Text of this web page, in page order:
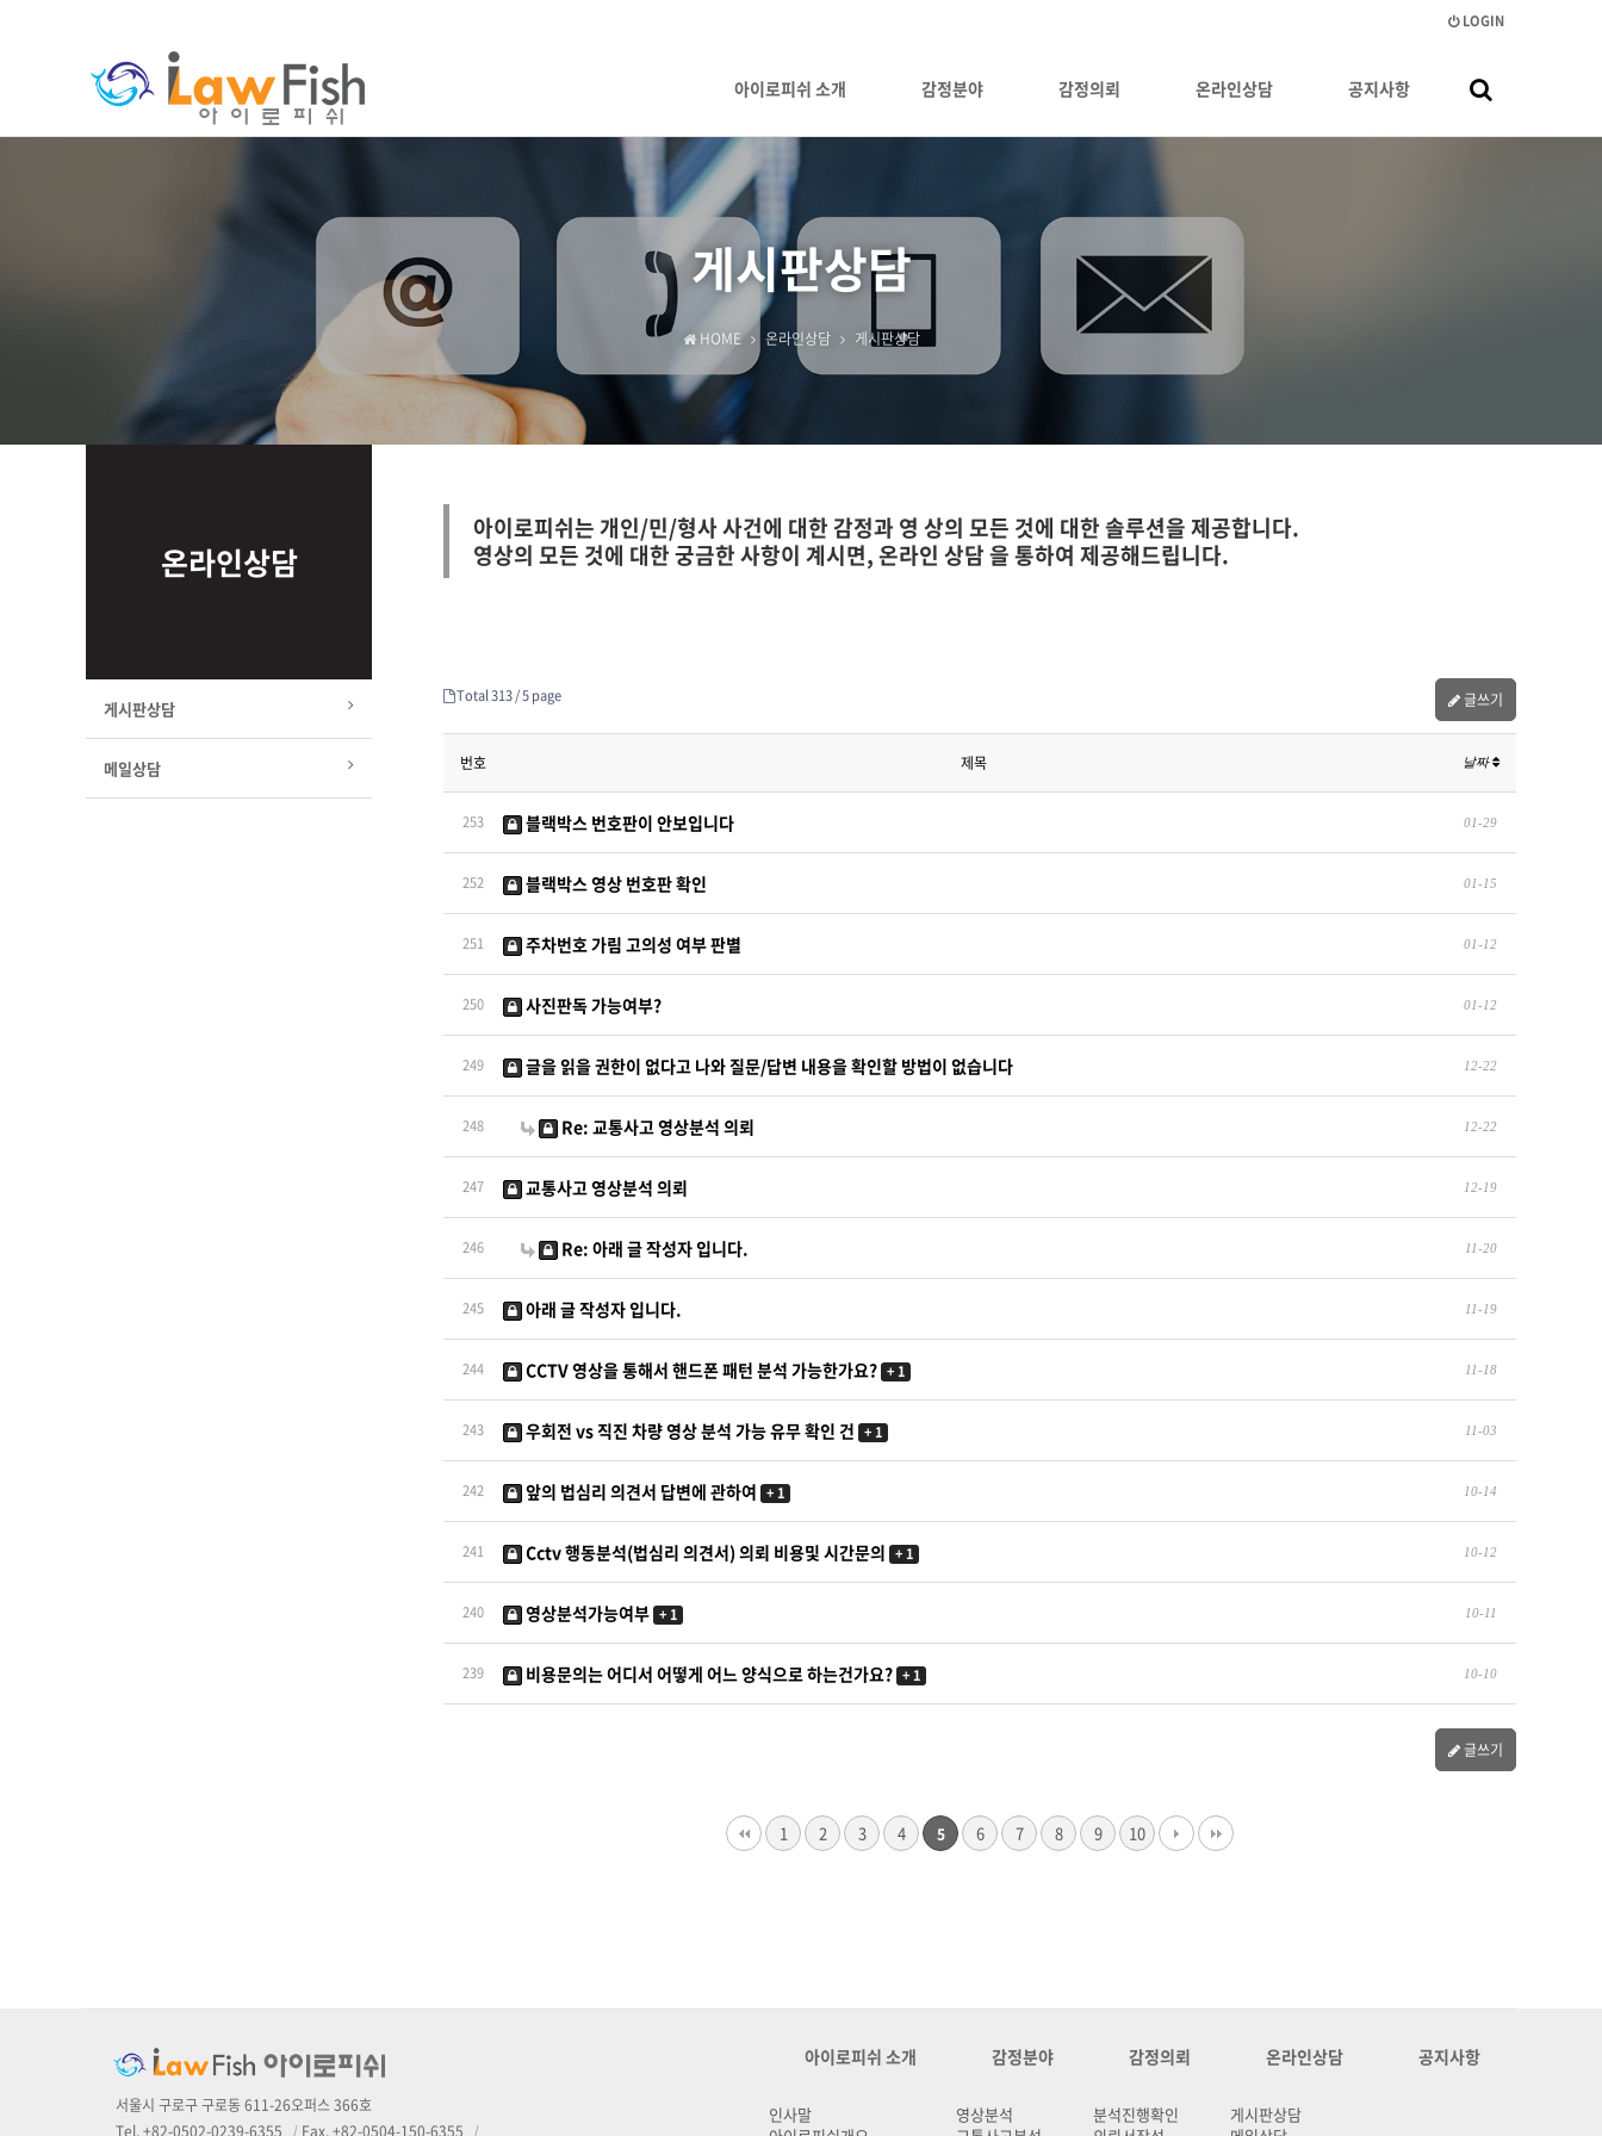
LOGIN
아이로피쉬 소개 감정분야 감정의뢰 온라인상담
하위분류
공지사항
게시판상담
HOME 온라인상담 게시판상담
아이로피쉬는 개인/민/형사 사건에 대한 감정과 영 상의 모든 것에 대한 솔루션을 제공합니다.
영상의 모든 것에 대한 궁금한 사항이 계시면, 온라인 상담 을 통하여 제공해드립니다.
Total 313 /5 page 글쓰기
번호 제목 날짜
253 블랙박스 번호판이 안보입니다 01-29
252 블랙박스 영상 번호판 확인 01-15
251 주차번호 가림 고의성 여부 판별 01-12
250 사진판독 가능여부? 01-12
249 글을 읽을 권한이 없다고 나와 질문/답변 내용을 확인할 방법이 없습니다 12-22
248 Re: 교통사고 영상분석 의뢰 12-22
247 교통사고 영상분석 의뢰 12-19
246 Re: 아래 글 작성자 입니다. 11-20
245 아래 글 작성자 입니다. 11-19
244 CCTV 영상을 통해서 핸드폰 패턴 분석 가능한가요? + 1 11-18
243 우회전 vs 직진 차량 영상 분석 가능 유무 확인 건 + 1 11-03
242 앞의 법심리 의견서 답변에 관하여 + 1 10-14
241 Cctv 행동분석(법심리 의견서) 의뢰 비용및 시간문의 + 1 10-12
240 영상분석가능여부 + 1 10-11
239 비용문의는 어디서 어떻게 어느 양식으로 하는건가요? + 1 10-10
글쓰기
1 2 3 4 5 6 7 8 9 10
온라인상담
게시판상담
메일상담
서울시 구로구 구로동 611-26오퍼스 366호
Tel. +82-0502-0239-6355 | Fax. +82-0504-150-6355 |
아이로피쉬 소개
인사말
감정분야
영상분석
감정의뢰
분석진행확인
온라인상담
하위분류
게시판상담
공지사항